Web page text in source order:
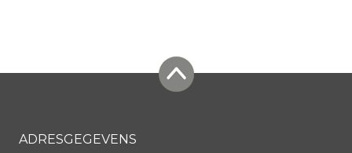
ADRESGEGEVENS